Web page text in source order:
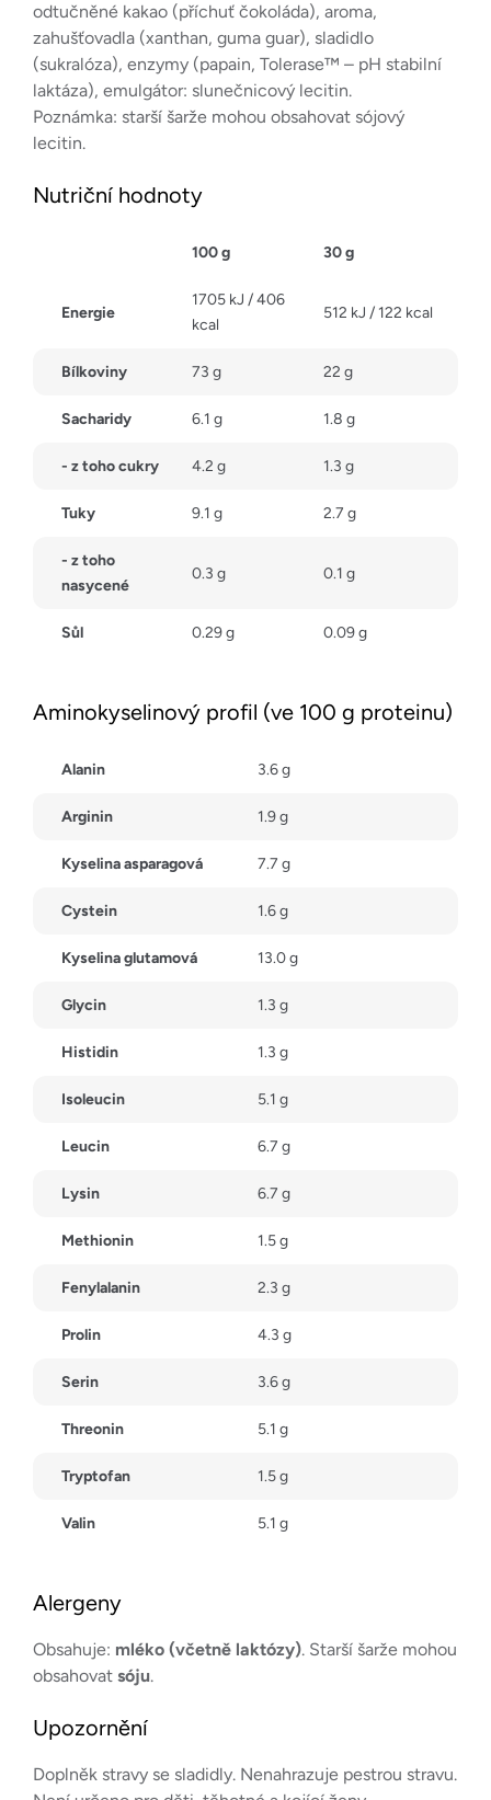
odtučněné kakao (příchuť čokoláda), aroma,
zahušťovadla (xanthan, guma guar), sladidlo
(sukralóza), enzymy (papain, Tolerase™ – pH stabilní
laktáza), emulgátor: slunečnicový lecitin.
Poznámka: starší šarže mohou obsahovat sójový
lecitin.
Nutriční hodnoty
100 g 30 g
Energie
1705 kJ / 406
kcal
512 kJ / 122 kcal
Bílkoviny 73 g 22 g
Sacharidy 6.1 g 1.8 g
- z toho cukry 4.2 g 1.3 g
Tuky 9.1 g 2.7 g
- z toho
nasycené
0.3 g 0.1 g
Sůl 0.29 g 0.09 g
Aminokyselinový profil (ve 100 g proteinu)
Alanin 3.6 g
Arginin 1.9 g
Kyselina asparagová 7.7 g
Cystein 1.6 g
Kyselina glutamová 13.0 g
Glycin 1.3 g
Histidin 1.3 g
Isoleucin 5.1 g
Leucin 6.7 g
Lysin 6.7 g
Methionin 1.5 g
Fenylalanin 2.3 g
Prolin 4.3 g
Serin 3.6 g
Threonin 5.1 g
Tryptofan 1.5 g
Valin 5.1 g
Alergeny
Obsahuje: mléko (včetně laktózy). Starší šarže mohou
obsahovat sóju.
Upozornění
Doplněk stravy se sladidly. Nenahrazuje pestrou stravu.